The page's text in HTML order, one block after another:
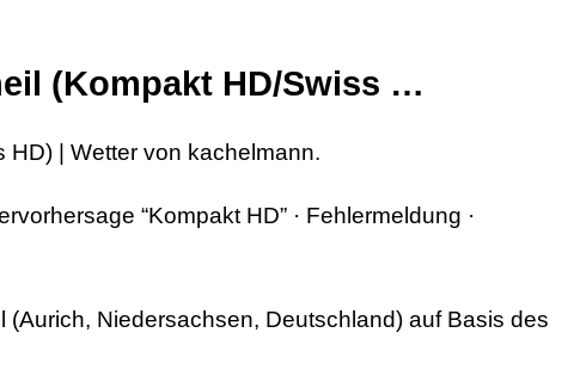
(Kompakt HD/Swiss …
HD) | Wetter von kachelmann.
“Kompakt HD” · Fehlermeldung ·
Niedersachsen, Deutschland) auf Basis des